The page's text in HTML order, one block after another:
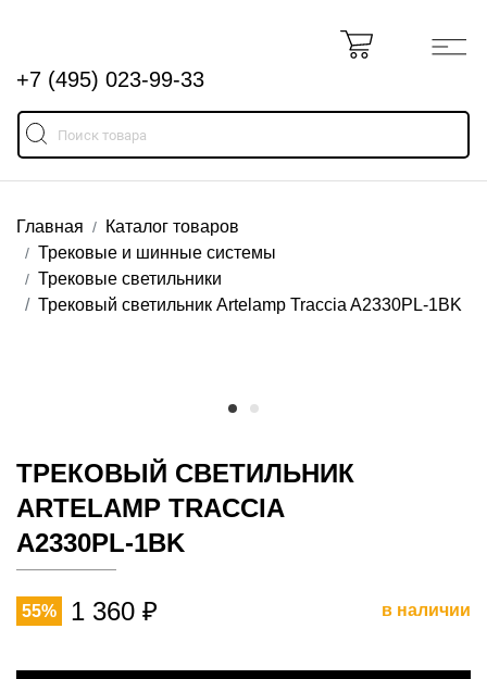
+7 (495) 023-99-33
Главная
Каталог товаров
Трековые и шинные системы
Трековые светильники
Трековый светильник Artelamp Traccia A2330PL-1BK
ТРЕКОВЫЙ СВЕТИЛЬНИК
ARTELAMP TRACCIA
A2330PL-1BK
55% 1 360 ₽ в наличии